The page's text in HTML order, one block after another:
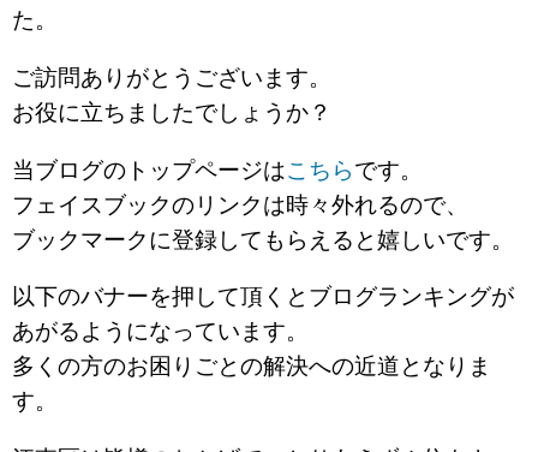
た。
ご訪問ありがとうございます。
お役に立ちましたでしょうか？
当ブログのトップページはこちらです。
フェイスブックのリンクは時々外れるので、
ブックマークに登録してもらえると嬉しいです。
以下のバナーを押して頂くとブログランキングが
あがるようになっています。
多くの方のお困りごとの解決への近道となりま
す。